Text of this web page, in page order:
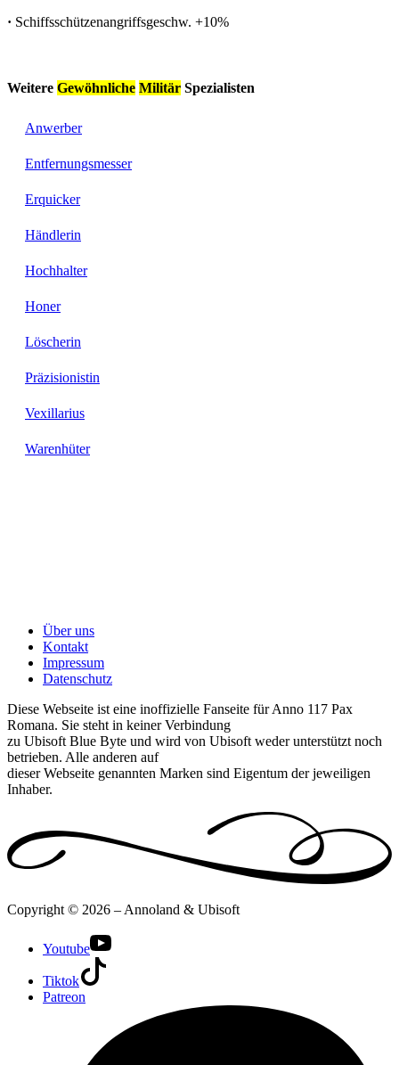
· Schiffsschützenangriffsgeschw. +10%
Weitere Gewöhnliche Militär Spezialisten
Anwerber
Entfernungsmesser
Erquicker
Händlerin
Hochhalter
Honer
Löscherin
Präzisionistin
Vexillarius
Warenhüter
Über uns
Kontakt
Impressum
Datenschutz
Diese Webseite ist eine inoffizielle Fanseite für Anno 117 Pax
Romana. Sie steht in keiner Verbindung
zu Ubisoft Blue Byte und wird von Ubisoft weder unterstützt noch
betrieben. Alle anderen auf
dieser Webseite genannten Marken sind Eigentum der jeweiligen
Inhaber.
Copyright © 2026 – Annoland & Ubisoft
Youtube
Tiktok
Patreon